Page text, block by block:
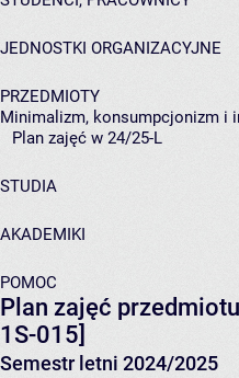
JEDNOSTKI ORGANIZACYJNE
PRZEDMIOTY
Minimalizm, konsumpcjonizm i
Plan zajęć w 24/25-L
STUDIA
AKADEMIKI
POMOC
Plan zajęć
1S-015]
Semestr letni 2024/2025